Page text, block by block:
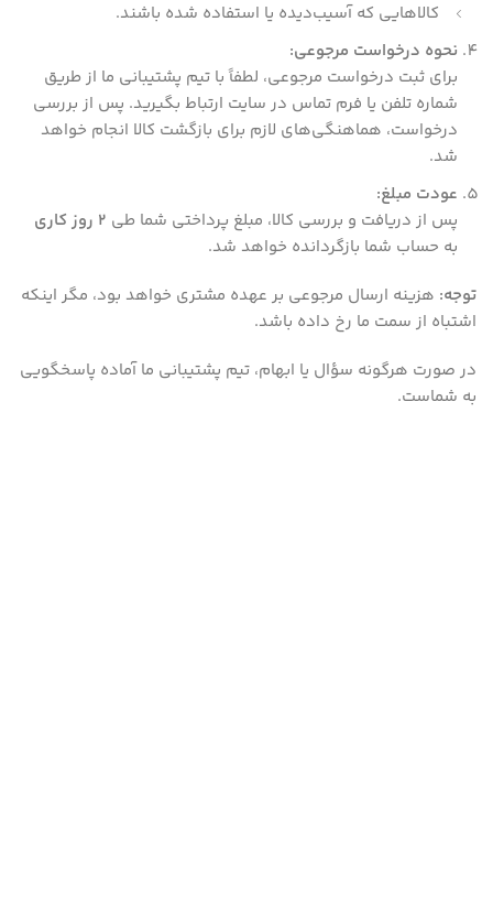
کالاهایی که آسیب‌دیده یا استفاده شده باشند.
نحوه درخواست مرجوعی:
برای ثبت درخواست مرجوعی، لطفاً با تیم پشتیبانی ما از طریق
شماره تلفن یا فرم تماس در سایت ارتباط بگیرید. پس از بررسی
درخواست، هماهنگی‌های لازم برای بازگشت کالا انجام خواهد
شد.
عودت مبلغ:
پس از دریافت و بررسی کالا، مبلغ پرداختی شما طی 2 روز کاری
به حساب شما بازگردانده خواهد شد.
توجه: هزینه ارسال مرجوعی بر عهده مشتری خواهد بود، مگر اینکه
اشتباه از سمت ما رخ داده باشد.
در صورت هرگونه سؤال یا ابهام، تیم پشتیبانی ما آماده پاسخگویی
به شماست.